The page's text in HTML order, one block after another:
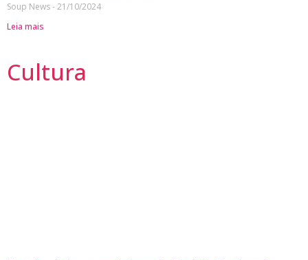
Soup News 21/10/2024
Leia mais
Cultura